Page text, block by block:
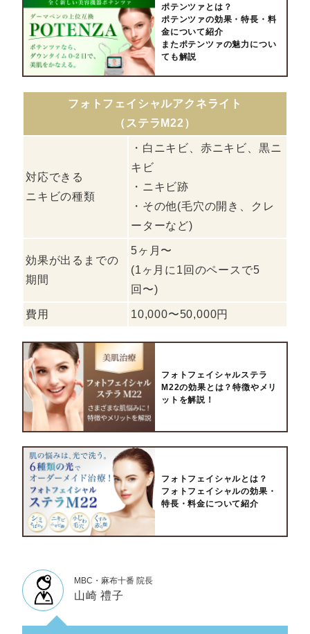
ポテンツァとは？
ポテンツァの効果・特長・料
金について紹介
またポテンツァの魅力につい
ても解説
フォトフェイシャルアクネライト
（ステラM22）
対応できる
ニキビの種類
・白ニキビ、赤ニキビ、黒ニ
キビ
・ニキビ跡
・その他(毛穴の開き、クレ
ーターなど)
効果が出るまでの
期間
5ヶ月〜
(1ヶ月に1回のペースで5
回〜)
費用 10,000〜50,000円
フォトフェイシャルステラ
M22の効果とは？特徴やメリ
ットを解説！
フォトフェイシャルとは？
フォトフェイシャルの効果・
特長・料金について紹介
MBC・麻布十番 院長
山崎 禮子